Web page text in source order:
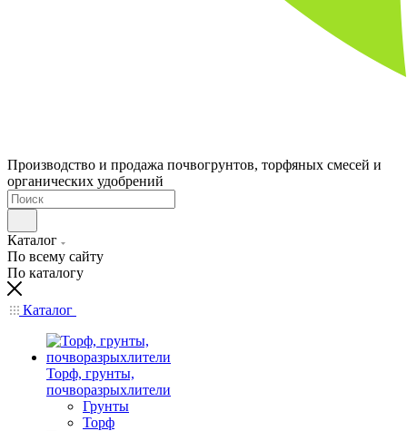
Производство и продажа почвогрунтов, торфяных смесей и
органических удобрений
Каталог
По всему сайту
По каталогу
Каталог
Торф, грунты,
почворазрыхлители
Грунты
Торф